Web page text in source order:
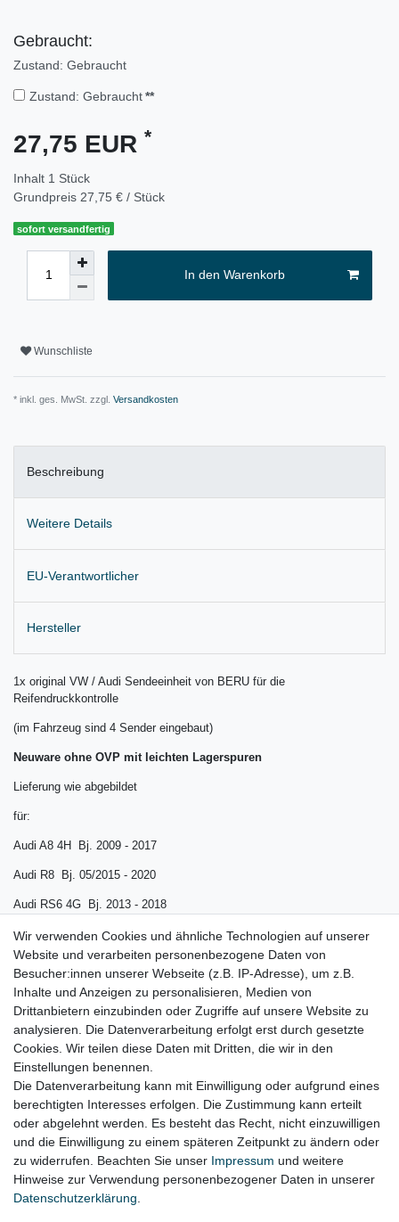
Gebraucht:
Zustand: Gebraucht
Zustand: Gebraucht **
27,75 EUR *
Inhalt 1 Stück
Grundpreis 27,75 € / Stück
sofort versandfertig
In den Warenkorb
Wunschliste
* inkl. ges. MwSt. zzgl. Versandkosten
Beschreibung
Weitere Details
EU-Verantwortlicher
Hersteller
1x original VW / Audi Sendeeinheit von BERU für die
Reifendruckkontrolle
(im Fahrzeug sind 4 Sender eingebaut)
Neuware ohne OVP mit leichten Lagerspuren
Lieferung wie abgebildet
für:
Audi A8 4H Bj. 2009 - 2017
Audi R8 Bj. 05/2015 - 2020
Audi RS6 4G Bj. 2013 - 2018
Audi RS7 4G Bj. 2013 - 2017
Porsche Boxster ( 987 ) 08/2009 - 2012 (ab Modelljahr 2010)
Porsche Cayman ( 987 ) 08/2009 - 2012 (ab Modelljahr 2010)
Porsche 911 ( 997 ) 08/2009 - 2012 (ab Modelljahr 2010)
VW Touareg 7P Bj. 2010 - 2014
Lieferzeit etwa 1 bis 3 Werktage
Wir verwenden Cookies und ähnliche Technologien auf unserer
Website und verarbeiten personenbezogene Daten von
Besucher:innen unserer Webseite (z.B. IP-Adresse), um z.B.
Inhalte und Anzeigen zu personalisieren, Medien von
Drittanbietern einzubinden oder Zugriffe auf unsere Website zu
analysieren. Die Datenverarbeitung erfolgt erst durch gesetzte
Cookies. Wir teilen diese Daten mit Dritten, die wir in den
Einstellungen benennen.
Die Datenverarbeitung kann mit Einwilligung oder aufgrund eines
berechtigten Interesses erfolgen. Die Zustimmung kann erteilt
oder abgelehnt werden. Es besteht das Recht, nicht einzuwilligen
und die Einwilligung zu einem späteren Zeitpunkt zu ändern oder
zu widerrufen. Beachten Sie unser Impressum und weitere
Hinweise zur Verwendung personenbezogener Daten in unserer
Daten­schutz­erklärung
Impressum